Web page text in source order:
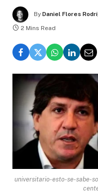
By Daniel Flores
2 Mins Read
universitario-esto-se-sabe-